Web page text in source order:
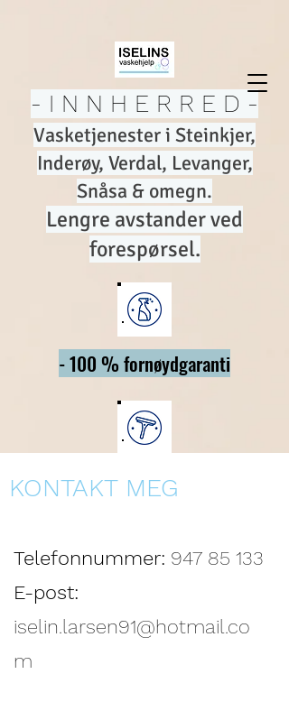
- I N N H E R R E D -
Vasketjenester i Steinkjer,
Inderøy, Verdal, Levanger,
Snåsa & omegn.
Lengre avstander ved
forespørsel.
- 100 % fornøydgaranti
KONTAKT MEG
Telefonnummer: 947 85 133
E-post:
iselin.larsen91@hotmail.co
m